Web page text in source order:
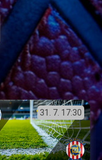
31. 7. 17:30